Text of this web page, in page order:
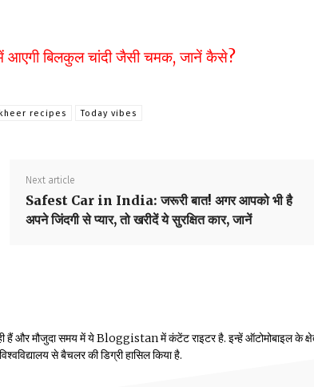
बिलकुल चांदी जैसी चमक, जानें कैसे?
recipes Today vibes
Next article
Safest Car in India: जरूरी बात! अगर आपको भी है
अपने जिंदगी से प्यार, तो खरीदें ये सुरक्षित कार, जानें
हैं और मौजुदा समय में ये Bloggistan में कंटेंट राइटर है. इन्हें ऑटोमोबाइल के
से बैचलर की डिग्री हासिल किया है.